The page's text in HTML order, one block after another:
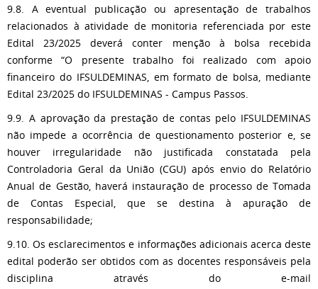
9.8. A eventual publicação ou apresentação de trabalhos
relacionados à atividade de monitoria referenciada por este
Edital 23/2025 deverá conter menção à bolsa recebida
conforme “O presente trabalho foi realizado com apoio
financeiro do IFSULDEMINAS, em formato de bolsa, mediante
Edital 23/2025 do IFSULDEMINAS - Campus Passos.
9.9. A aprovação da prestação de contas pelo IFSULDEMINAS
não impede a ocorrência de questionamento posterior e, se
houver irregularidade não justificada constatada pela
Controladoria Geral da União (CGU) após envio do Relatório
Anual de Gestão, haverá instauração de processo de Tomada
de Contas Especial, que se destina à apuração de
responsabilidade;
9.10. Os esclarecimentos e informações adicionais acerca deste
edital poderão ser obtidos com as docentes responsáveis pela
disciplina através do e-mail